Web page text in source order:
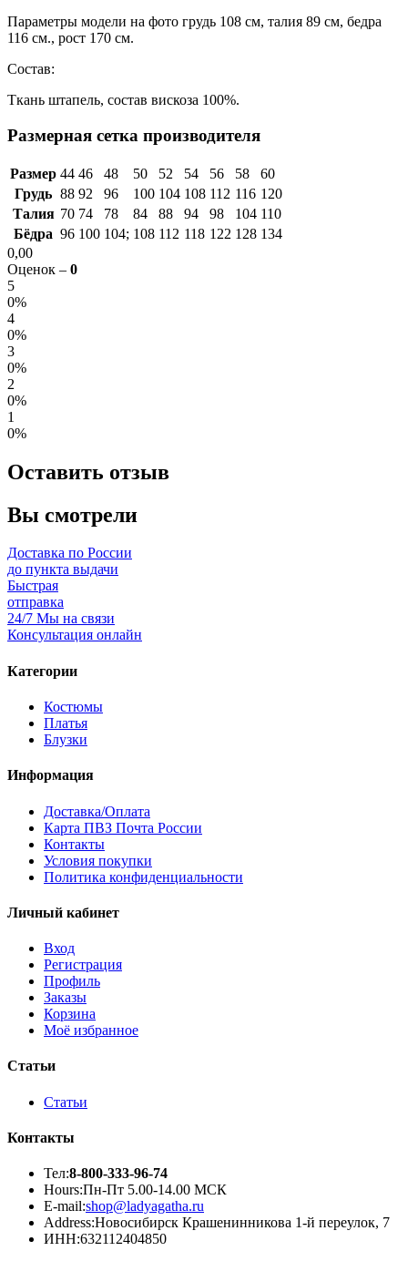
Параметры модели на фото грудь 108 см, талия 89 см, бедра
116 см., рост 170 см.
Состав:
Ткань штапель, состав вискоза 100%.
Размерная сетка производителя
Размер 44 46 48 50 52 54 56 58
60
Грудь 88 92 96 100 104 108 112 116 120
Талия 70 74 78 84 88 94 98 104 110
Бёдра 96 100 104; 108 112 118 122 128 134
0,00
Оценок – 0
5
0%
4
0%
3
0%
2
0%
1
0%
Оставить отзыв
Вы смотрели
Доставка по России
до пункта выдачи
Быстрая
отправка
24/7 Мы на связи
Консультация онлайн
Категории
Костюмы
Платья
Блузки
Информация
Доставка/Оплата
Карта ПВЗ Почта России
Контакты
Условия покупки
Политика конфиденциальности
Личный кабинет
Вход
Регистрация
Профиль
Заказы
Корзина
Моё избранное
Статьи
Статьи
Контакты
Тел:8-800-333-96-74
Hours:Пн-Пт 5.00-14.00 МСК
E-mail:shop@ladyagatha.ru
Address:Новосибирск Крашенинникова 1-й переулок, 7
ИНН:632112404850